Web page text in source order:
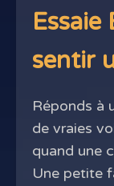
sentir
Réponds à
de vraies
quand une
Une petite